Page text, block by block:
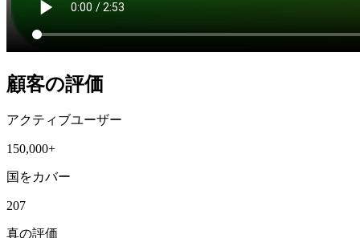
顧客の評価
アクティブユーザー
150,000+
国をカバー
207
真の評価